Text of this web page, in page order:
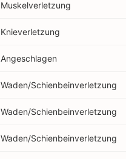
Muskelverletzung
Knieverletzung
Angeschlagen
Waden/Schienbeinverletzung
Waden/Schienbeinverletzung
Waden/Schienbeinverletzung